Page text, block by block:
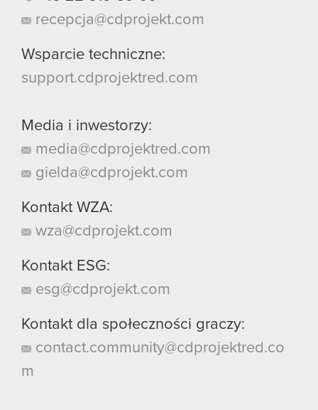
recepcja@cdprojekt.com
Wsparcie techniczne:
support.cdprojektred.com
Media i inwestorzy:
media@cdprojektred.com
gielda@cdprojekt.com
Kontakt WZA:
wza@cdprojekt.com
Kontakt ESG:
esg@cdprojekt.com
Kontakt dla społeczności graczy:
contact.community@cdprojektred.co
m